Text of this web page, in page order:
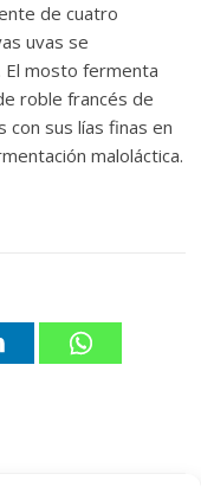
de cuatro
uvas se
El mosto fermenta
roble francés de
con sus lías finas en
maloláctica.